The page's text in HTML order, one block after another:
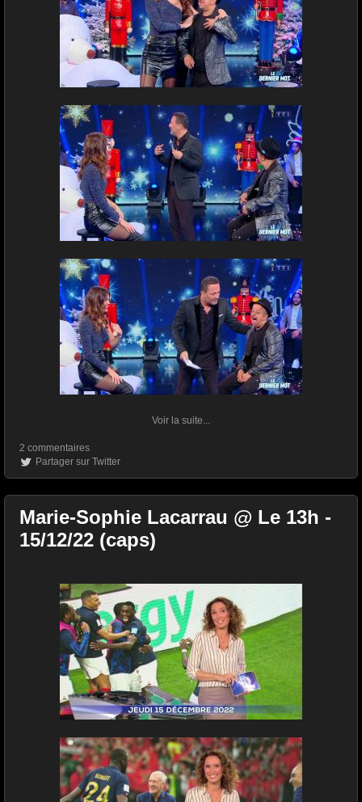
Voir la suite...
2 commentaires
Partager sur Twitter
Marie-Sophie Lacarrau @ Le 13h -
15/12/22 (caps)